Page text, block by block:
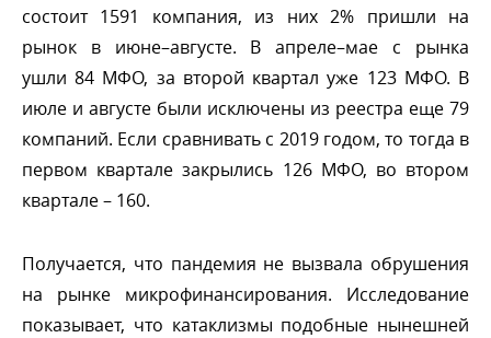
состоит 1591 компания, из них 2% пришли на
рынок в июне–августе. В апреле–мае с рынка
ушли 84 МФО, за второй квартал уже 123 МФО.
июле и августе были исключены из реестра еще 79
компаний. Если сравнивать с 2019 годом, то тогда
первом квартале закрылись 126 МФО, во втором
квартале – 160.
Получается, что пандемия не вызвала обрушения
на рынке микрофинансирования. Исследование
показывает, что катаклизмы подобные нынешней